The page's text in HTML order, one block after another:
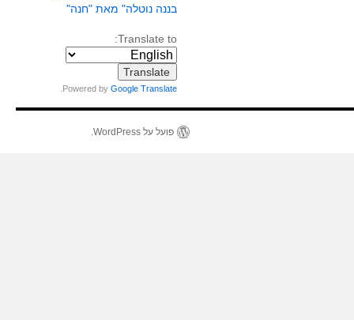
בננה נוטלה" מאת "חנה"
Translate to:
Powered byGoogle Translate
פועל על WordPress.